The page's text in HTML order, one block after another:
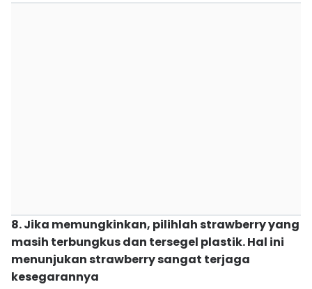
8. Jika memungkinkan, pilihlah strawberry yang
masih terbungkus dan tersegel plastik. Hal ini
menunjukan strawberry sangat terjaga
kesegarannya